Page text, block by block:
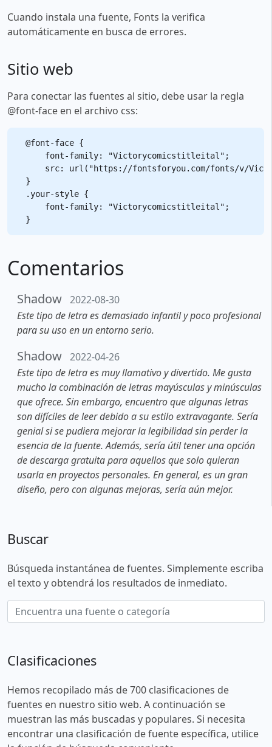
Cuando instala una fuente, Fonts la verifica
automáticamente en busca de errores.
Sitio web
Para conectar las fuentes al sitio, debe usar la regla
@font-face en el archivo css:
@font-face {
    font-family: "Victorycomicstitleital";
src: url("https://fontsforyou.com/fonts/v/
}
.your-style {
    font-family: "Victorycomicstitleital";
Comentarios
Shadow 2022-08-30
Este tipo de letra es demasiado infantil y poco profesional
para su uso en un entorno serio.
Shadow 2022-04-26
Este tipo de letra es muy llamativo y divertido. Me gusta
mucho la combinación de letras mayúsculas y minúsculas
que ofrece. Sin embargo, encuentro que algunas letras
son difíciles de leer debido a su estilo extravagante. Sería
genial si se pudiera mejorar la legibilidad sin perder la
esencia de la fuente. Además, sería útil tener una opción
de descarga gratuita para aquellos que solo quieran
usarla en proyectos personales. En general, es un gran
diseño, pero con algunas mejoras, sería aún mejor.
Buscar
Búsqueda instantánea de fuentes. Simplemente escriba
el texto y obtendrá los resultados de inmediato.
Clasificaciones
Hemos recopilado más de 700 clasificaciones de
fuentes en nuestro sitio web. A continuación se
muestran las más buscadas y populares. Si necesita
encontrar una clasificación de fuente específica, utilice